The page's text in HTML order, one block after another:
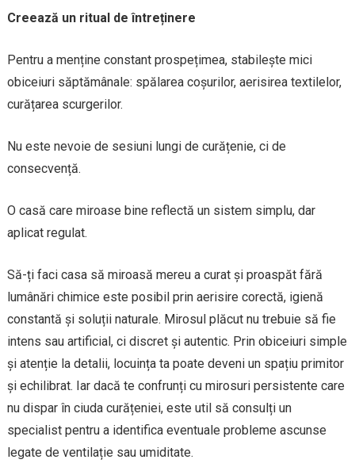
Creează un ritual de întreținere
Pentru a menține constant prospețimea, stabilește mici
obiceiuri săptămânale: spălarea coșurilor, aerisirea textilelor,
curățarea scurgerilor.
Nu este nevoie de sesiuni lungi de curățenie, ci de
consecvență.
O casă care miroase bine reflectă un sistem simplu, dar
aplicat regulat.
Să-ți faci casa să miroasă mereu a curat și proaspăt fără
lumânări chimice este posibil prin aerisire corectă, igienă
constantă și soluții naturale. Mirosul plăcut nu trebuie să fie
intens sau artificial, ci discret și autentic. Prin obiceiuri simple
și atenție la detalii, locuința ta poate deveni un spațiu primitor
și echilibrat. Iar dacă te confrunți cu mirosuri persistente care
nu dispar în ciuda curățeniei, este util să consulți un
specialist pentru a identifica eventuale probleme ascunse
legate de ventilație sau umiditate.